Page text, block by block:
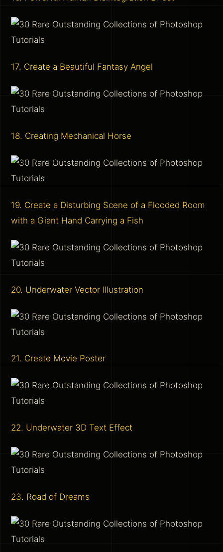
17. Create a Beautiful Fantasy Angel
18. Creating Mechanical Horse
19. Create a Disturbing Scene of a Flooded Room
with a Giant Hand Carrying a Fish
20. Underwater Vector Illustration
21. Create Movie Poster
22. Underwater 3D Text Effect
23. Road of Dreams